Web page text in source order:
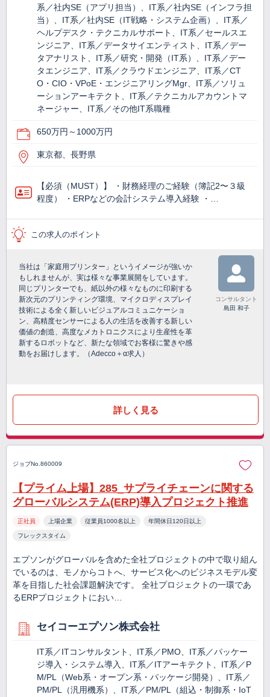
系／社内SE（アプリ担当）、IT系／社内SE（インフラ担
当）、IT系／社内SE（IT戦略・システム企画）、IT系／
ヘルプデスク・テクニカルサポート、IT系／セールスエ
ンジニア、IT系／データサイエンティスト、IT系／デー
タアナリスト、IT系／研究・開発（IT系）、IT系／デー
タエンジニア、IT系／クラウドエンジニア、IT系／CT
O・CIO・VPoE・エンジニアリングMgr、IT系／ソリュ
ーションアーキテクト、IT系／テクニカルアカウントマ
ネージャー、IT系／その他IT系職種
650万円～1000万円
東京都、長野県
【必須（MUST）】 ・財務経理のご経験（簿記2〜３級
程度） ・ERPなどの会計システム導入経験 ・…
この求人のポイント
当社は「家庭用プリンター」というイメージが強いか
もしれませんが、実は様々な事業展開をしています。
同じプリンターでも、紙以外の様々なものに印刷する
新次元のプリンティング環境、マイクロディスプレイ
技術による全く新しいビジュアルコミュニケーショ
ン、高精度センサーによる人の生活を改善する新しい
価値の創造、高度なメカトロニクスにより生産性を革
新するロボットなど、新たな領域でお客様に驚きや感
動をお届けします。（Adecco＋α求人）
コンサルタント
島田 和子
詳しく見る
ジョブNo.860009
【プライム上場】285_サプライチェーンに関する
グローバルシステム(ERP)導入プロジェクト推進
正社員 上場企業 従業員1000名以上 年間休日120日以上
フレックスタイム
エプソンがグローバルを含めた全社プロジェクトの中で取り組ん
でいるのは、モノからコトへ、サービス化へのビジネスモデル変
革を目指した社会課題解決です。 全社プロジェクトの一環であ
るERPプロジェクトにおい…
セイコーエプソン株式会社
IT系／ITコンサルタント、IT系／PMO、IT系／パッケー
ジ導入・システム導入、IT系／ITアーキテクト、IT系／P
M/PL（Web系・オープン系・パッケージ開発）、IT系／
PM/PL（汎用機系）、IT系／PM/PL（組込・制御系・IoT